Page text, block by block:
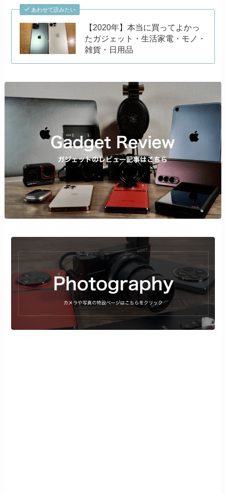
あわせて読みたい
【2020年】本当に買ってよかっ
たガジェット・生活家電・モノ・
雑貨・日用品